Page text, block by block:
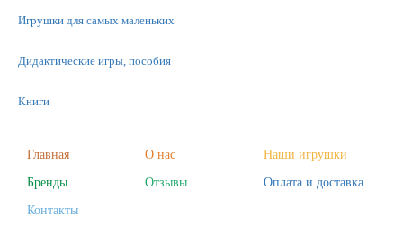
Игрушки для самых маленьких
Дидактические игры, пособия
Книги
Фигурки
Главная О нас
Наши игрушки
Бренды
Отзывы
Оплата и доставка
Контакты